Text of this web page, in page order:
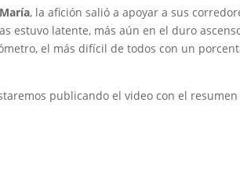
, la afición salió a apoyar a sus
estuvo latente, más aún en el duro
el más difícil de todos con un
publicando el video con el resumen